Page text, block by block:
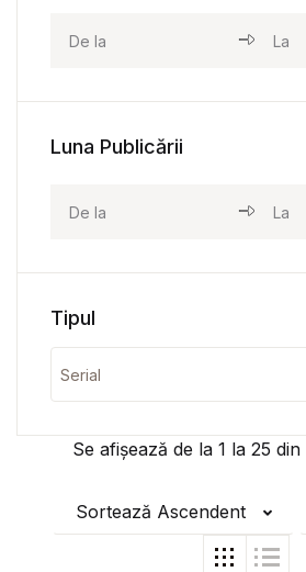
Se afișează de la 1 la 25 din
Sortează Ascendent
Luna Publicării
Tipul